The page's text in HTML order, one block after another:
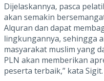
Dijelaskannya, pasca
akan semakin
Alquran dan dapat
lingkungannya, sehingga
masyarakat muslim yang
PLN akan memberikan
peserta terbaik,” kata Sigit.